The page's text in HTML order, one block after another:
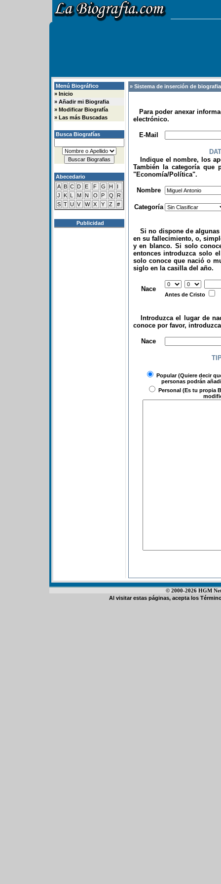
Menú Biográfico
» Inicio
» Añadir mi Biografia
» Modificar Biografía
» Las más Buscadas
Busca Biografías
Abecedario
A B C D E F G H
I
J
K L M N O P Q
R
S T U V W X Y Z #
Publicidad
» Sistema de inserción de
Para poder anexar
electrónico.
E-Mail
Indique el nombre, los
También la categoría que
"Economía/Política".
Nombre
Categoría
Si no dispone de algunas
en su fallecimiento, o,
y en blanco. Si solo
entonces introduzca solo
solo conoce que nació o
siglo en la casilla del año.
Nace
Antes de Cristo
Introduzca el lugar de
conoce por favor,
Nace
Popular(Quiere decir
personas podrán
Personal (Es tu propia
© 2000-2026 HGM
Al visitar estas páginas, acepta los